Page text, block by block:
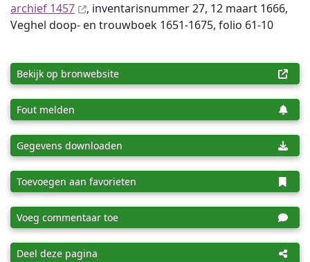
archief 1457
, inventaris­num­mer 27, 12 maart 1666,
Veghel doop- en trouwboek 1651-1675, folio 61-10
Bekijk op bronwebsite
Fout melden
Gegevens downloaden
Toevoegen aan favorieten
Voeg commentaar toe
Deel deze pagina